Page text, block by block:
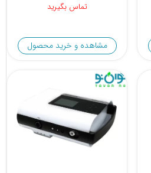
تماس بگیرید
مشاهده و خرید محصول